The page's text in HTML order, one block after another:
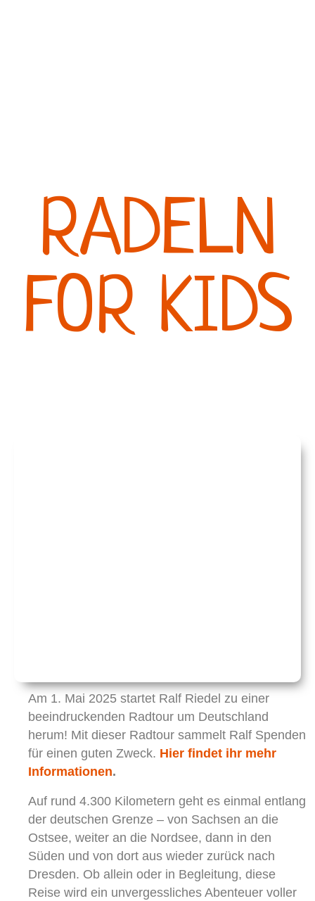
RADELN
FOR KIDS
Am 1. Mai 2025 startet Ralf Riedel zu einer
beeindruckenden Radtour um Deutschland
herum! Mit dieser Radtour sammelt Ralf Spenden
für einen guten Zweck. Hier findet ihr mehr
Informationen.
Auf rund 4.300 Kilometern geht es einmal entlang
der deutschen Grenze – von Sachsen an die
Ostsee, weiter an die Nordsee, dann in den
Süden und von dort aus wieder zurück nach
Dresden. Ob allein oder in Begleitung, diese
Reise wird ein unvergessliches Abenteuer voller